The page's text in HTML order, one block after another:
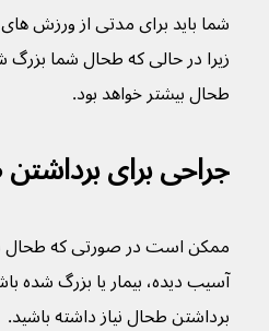
شما باید برای مدتی از ورزش
زیرا در حالی که طحال شما
طحال بیشتر خواهد بود.
جراحی برای
ممکن است در صورتی که طحال
آسیب دیده، بیمار یا بزرگ شده
برداشتن طحال نیاز داشته باشید.